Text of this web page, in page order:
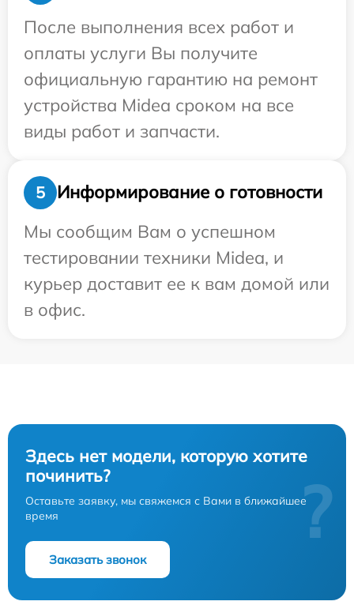
После выполнения всех работ и
оплаты услуги Вы получите
официальную гарантию на ремонт
устройства Midea сроком на все
виды работ и запчасти.
5
Информирование о готовности
Мы сообщим Вам о успешном
тестировании техники Midea, и
курьер доставит ее к вам домой или
в офис.
Здесь нет модели, которую хотите
починить?
Оставьте заявку, мы свяжемся с Вами в ближайшее
время
Заказать звонок
?